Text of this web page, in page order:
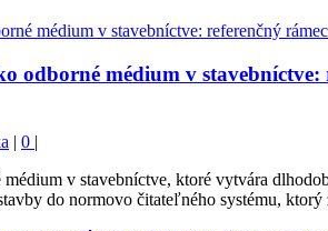
odborné médium v
| 0 |
v stavebníctve, ktoré vytvára
do normovo čitateľného systému,